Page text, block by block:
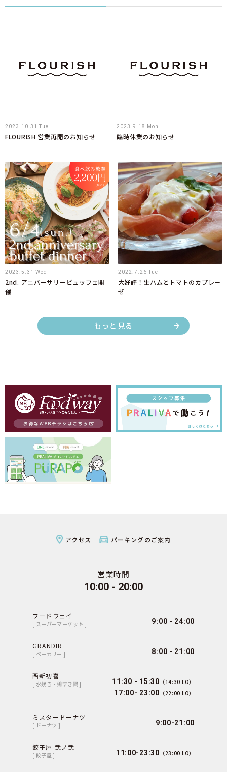
2023.10.31 Tue
FLOURISH 営業再開のお知らせ
2023.9.18 Mon
臨時休業のお知らせ
2023.5.31 Wed
2nd. アニバーサリービュッフェ開
催
2022.7.26 Tue
大好評！生ハムとトマトのカプレー
ゼ
もっと見る
アクセス パーキングのご案内
営業時間
10:00 - 20:00
フードウェイ
[ スーパーマーケット ] 9:00 - 24:00
GRANDIR
[ ベーカリー ] 8:00 - 21:00
西新初喜
[ 水炊き・鶏すき鍋 ] 11:30 - 15:30 （14:30 LO）
17:00- 23:00 （22:00 LO）
ミスタードーナツ
[ ドーナツ ] 9:00-21:00
餃子屋 弐ノ弐
[ 餃子屋 ] 11:00-23:30 （23:00 LO）